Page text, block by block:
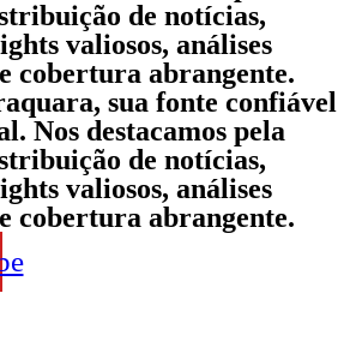
de notícias,
valiosos, análises
cobertura abrangente.
sua fonte confiável
Nos destacamos pela
de notícias,
valiosos, análises
cobertura abrangente.